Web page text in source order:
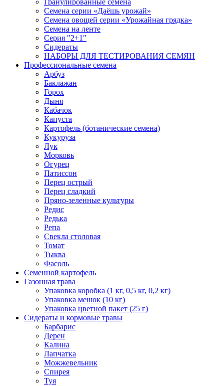
Гранулированные семена
Семена серии «Даёшь урожай»
Семена овощей серии «Урожайная грядка»
Семена на ленте
Серия "2+1"
Сидераты
НАБОРЫ ДЛЯ ТЕСТИРОВАНИЯ СЕМЯН
Профессиональные семена
Арбуз
Баклажан
Горох
Дыня
Кабачок
Капуста
Картофель (ботанические семена)
Кукуруза
Лук
Морковь
Огурец
Патиссон
Перец острый
Перец сладкий
Пряно-зеленные культуры
Редис
Редька
Репа
Свекла столовая
Томат
Тыква
Фасоль
Семенной картофель
Газонная трава
Упаковка коробка (1 кг, 0,5 кг, 0,2 кг)
Упаковка мешок (10 кг)
Упаковка цветной пакет (25 г)
Сидераты и кормовые травы
Барбарис
Дерен
Калина
Лапчатка
Можжевельник
Спирея
Туя